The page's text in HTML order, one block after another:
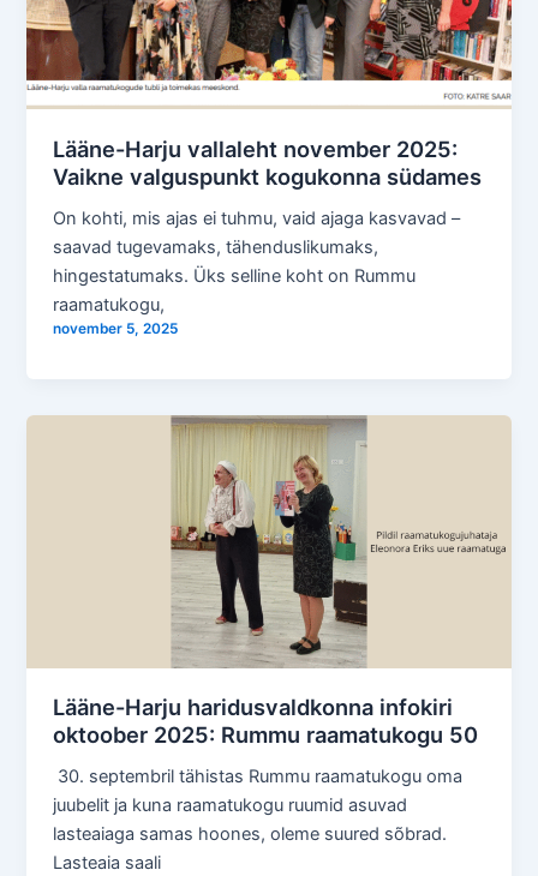
Lääne-Harju vallaleht november 2025:
Vaikne valguspunkt kogukonna südames
On kohti, mis ajas ei tuhmu, vaid ajaga kasvavad –
saavad tugevamaks, tähenduslikumaks,
hingestatumaks. Üks selline koht on Rummu
raamatukogu,
november 5, 2025
Lääne-Harju haridusvaldkonna infokiri
oktoober 2025: Rummu raamatukogu 50
30. septembril tähistas Rummu raamatukogu oma
juubelit ja kuna raamatukogu ruumid asuvad
lasteaiaga samas hoones, oleme suured sõbrad.
Lasteaia saali